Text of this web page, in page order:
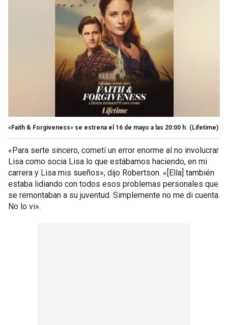
«Faith & Forgiveness» se estrena el 16 de mayo a las 20:00 h. (Lifetime)
«Para serte sincero, cometí un error enorme al no involucrar
Lisa como socia Lisa lo que estábamos haciendo, en mi
carrera y Lisa mis sueños», dijo Robertson. «[Ella] también
estaba lidiando con todos esos problemas personales que
se remontaban a su juventud. Simplemente no me di cuenta.
No lo vi».